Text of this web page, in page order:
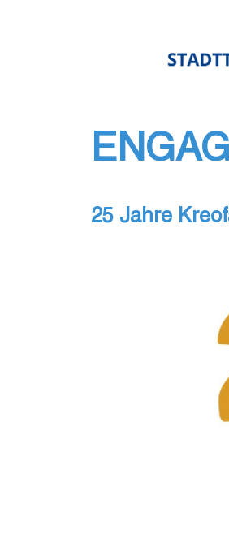
25 Jahre